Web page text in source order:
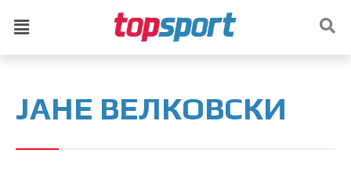
ЈАНЕ ВЕЛКОВСКИ